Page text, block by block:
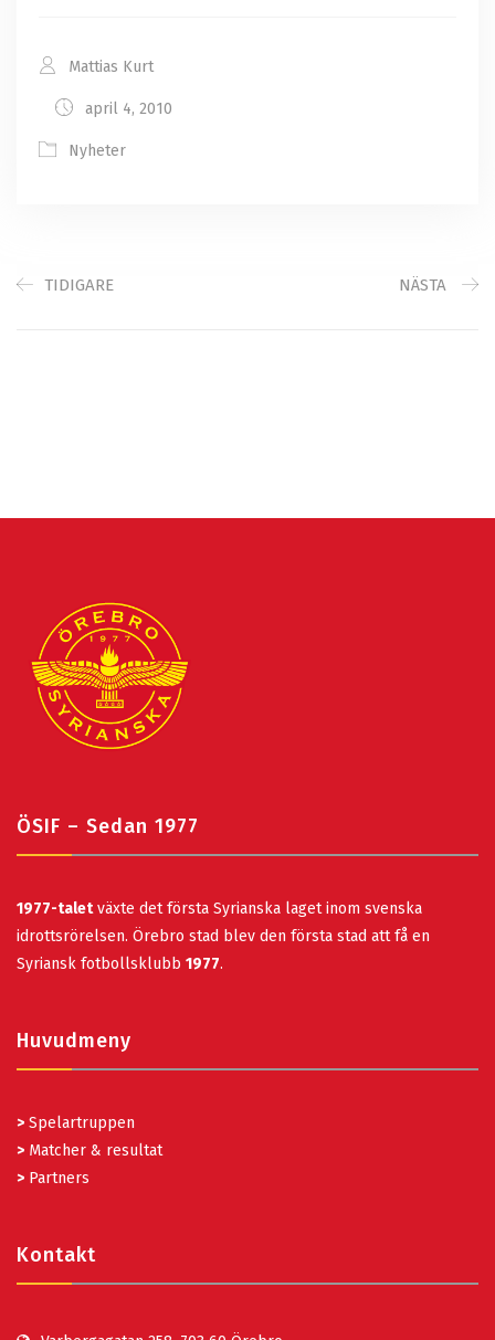
Mattias Kurt
april 4, 2010
Nyheter
TIDIGARE NÄSTA
ÖSIF – Sedan 1977
1977-taletväxte det första Syrianska laget inom svenska
idrottsrörelsen. Örebro stad blev den första stad att få en
Syriansk fotbollsklubb 1977.
Huvudmeny
> Spelartruppen
> Matcher & resultat
> Partners
Kontakt